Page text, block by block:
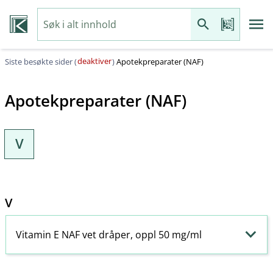
Siste besøkte sider (deaktiver)Apotekpreparater (NAF)
Apotekpreparater (NAF)
V
V
Vitamin E NAF vet dråper, oppl 50 mg/ml